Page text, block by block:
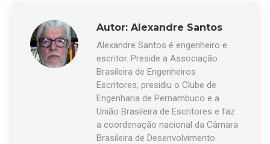
Autor: Alexandre Santos
Alexandre Santos é engenheiro e
escritor. Preside a Associação
Brasileira de Engenheiros
Escritores, presidiu o Clube de
Engenharia de Pernambuco e a
União Brasileira de Escritores e faz
a coordenação nacional da Câmara
Brasileira de Desenvolvimento